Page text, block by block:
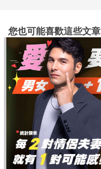
您也可能喜歡這些文章